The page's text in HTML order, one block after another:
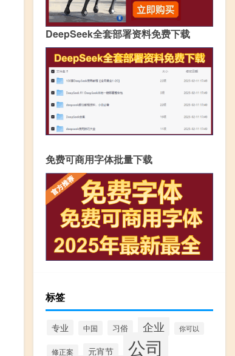
DeepSeek全套部署资料免费下载
免费可商用字体批量下载
标签
专业 中国 习俗 企业 你可以
修正案 元宵节 公司